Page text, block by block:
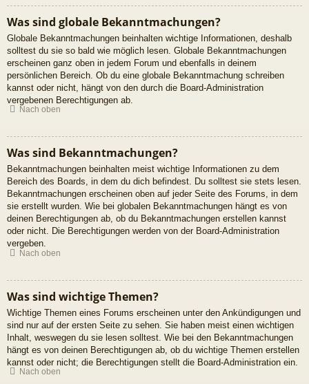
Was sind globale Bekanntmachungen?
Globale Bekanntmachungen beinhalten wichtige Informationen, deshalb
solltest du sie so bald wie möglich lesen. Globale Bekanntmachungen
erscheinen ganz oben in jedem Forum und ebenfalls in deinem
persönlichen Bereich. Ob du eine globale Bekanntmachung schreiben
kannst oder nicht, hängt von den durch die Board-Administration
vergebenen Berechtigungen ab.
Nach oben
Was sind Bekanntmachungen?
Bekanntmachungen beinhalten meist wichtige Informationen zu dem
Bereich des Boards, in dem du dich befindest. Du solltest sie stets lesen.
Bekanntmachungen erscheinen oben auf jeder Seite des Forums, in dem
sie erstellt wurden. Wie bei globalen Bekanntmachungen hängt es von
deinen Berechtigungen ab, ob du Bekanntmachungen erstellen kannst
oder nicht. Die Berechtigungen werden von der Board-Administration
vergeben.
Nach oben
Was sind wichtige Themen?
Wichtige Themen eines Forums erscheinen unter den Ankündigungen und
sind nur auf der ersten Seite zu sehen. Sie haben meist einen wichtigen
Inhalt, weswegen du sie lesen solltest. Wie bei den Bekanntmachungen
hängt es von deinen Berechtigungen ab, ob du wichtige Themen erstellen
kannst oder nicht; die Berechtigungen stellt die Board-Administration ein.
Nach oben